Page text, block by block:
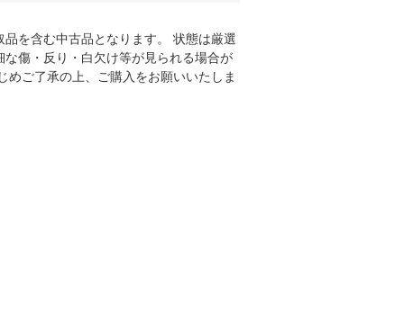
を含む中古品となります。 状態は厳選
な傷・反り・白欠け等が見られる場合が
めご了承の上、ご購入をお願いいたしま